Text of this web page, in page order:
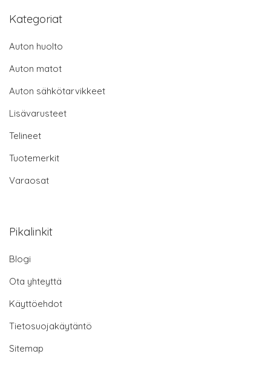
Kategoriat
Auton huolto
Auton matot
Auton sähkötarvikkeet
Lisävarusteet
Telineet
Tuotemerkit
Varaosat
Pikalinkit
Blogi
Ota yhteyttä
Käyttöehdot
Tietosuojakäytäntö
Sitemap